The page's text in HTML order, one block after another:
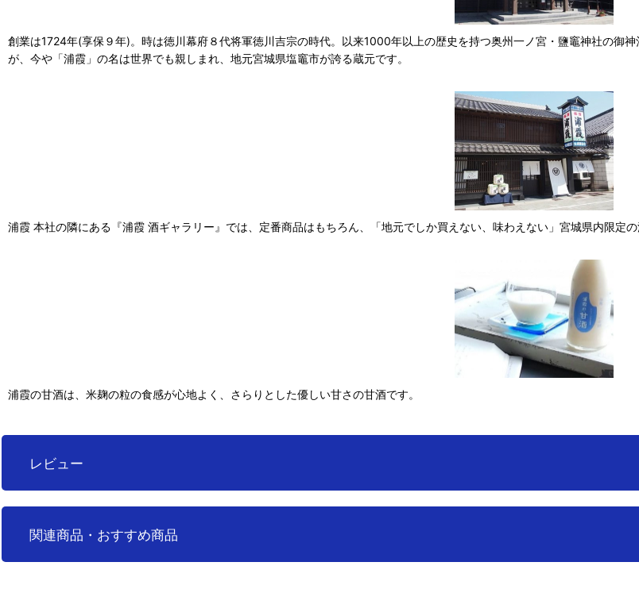
創業は1724年(享保９年)。時は徳川幕府８代将軍徳川吉宗の時代。以来1000年以上の歴史を持つ奥州一ノ宮・鹽竈神社の御
が、今や「浦霞」の名は世界でも親しまれ、地元宮城県塩竈市が誇る蔵元です。
浦霞 本社の隣にある『浦霞 酒ギャラリー』では、定番商品はもちろん、「地元でしか買えない、味わえない」宮城県内限定
浦霞の甘酒は、米麹の粒の食感が心地よく、さらりとした優しい甘さの甘酒です。
レビュー
0件のレビュー
関連商品・おすすめ商品